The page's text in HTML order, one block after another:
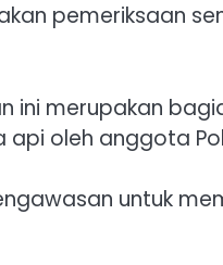
pemeriksaan
ini merupakan
oleh anggota
untuk